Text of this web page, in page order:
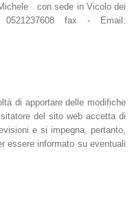
con sede in Vicolo dei
fax - Email:
di apportare delle modifiche
del sito web accetta di
e si impegna, pertanto,
essere informato su eventuali